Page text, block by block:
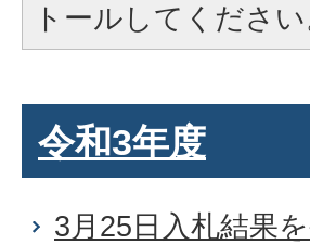
トールしてください
令和3年度
3月25日入札結果